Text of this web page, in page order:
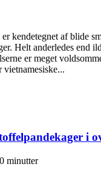
kendetegnet af blide
Helt anderledes end
er meget
i
minutter